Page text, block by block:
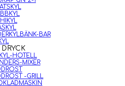
BAR
HOTELL
MIXER
-GRILL